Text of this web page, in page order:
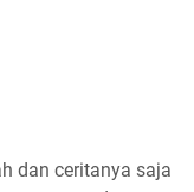
dan ceritanya saja